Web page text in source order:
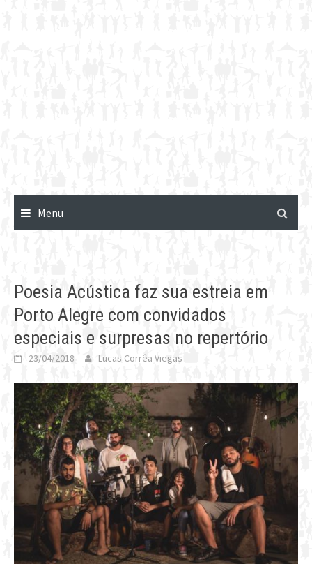
Menu
Poesia Acústica faz sua estreia em
Porto Alegre com convidados
especiais e surpresas no repertório
23/04/2018 Lucas Corrêa Viegas